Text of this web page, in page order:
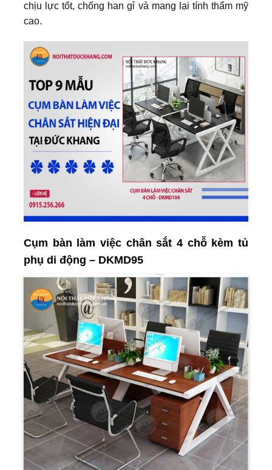
chịu lực tốt, chống han gỉ và mang lại tính thẩm mỹ
cao.
Cụm bàn làm việc chân sắt 4 chỗ kèm tủ
phụ di động – DKMD95